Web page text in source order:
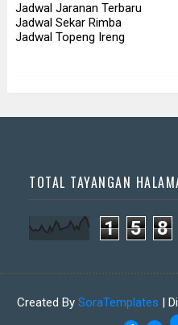
Jadwal Jaranan Terbaru
Jadwal Sekar Rimba
Jadwal Topeng Ireng
TOTAL TAYANGAN
1 5 8
Created BySoraTemplates |